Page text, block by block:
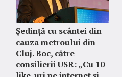
Ședință cu scântei din
cauza metroului din
Cluj. Boc, către
consilierii USR: „Cu 10